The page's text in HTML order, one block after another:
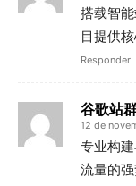
搭载智
目提供核
Responder
谷歌站
12 de
专业构
流量的强